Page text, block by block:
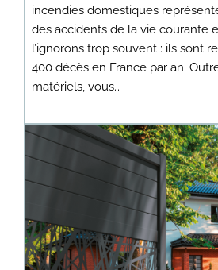
incendies domestiques
des accidents de la vie courante
l’ignorons trop souvent : ils sont
400 décès en France par an.
matériels, vous…